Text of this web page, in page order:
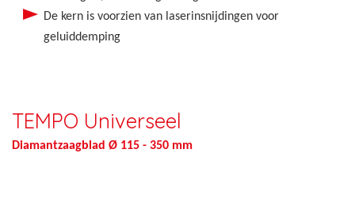
De kern is voorzien van laserinsnijdingen voor
geluiddemping
TEMPO Universeel
Diamantzaagblad Ø 115 - 350 mm